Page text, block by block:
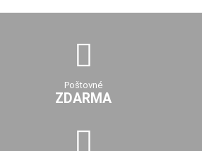
Poštovné
ZDARMA